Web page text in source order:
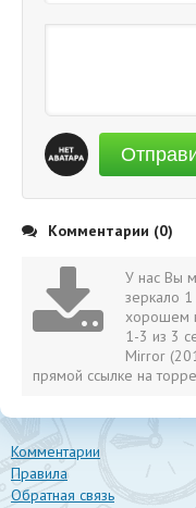
Комментарии (0)
У нас Вы
зеркало 1
хорошем
1-3 из 3
Mirror
прямой ссылке на
Комментарии
Правила
Обратная связь